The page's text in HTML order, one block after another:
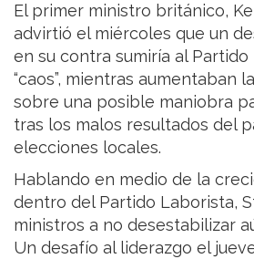
El primer ministro británico,
advirtió el miércoles que un
en su contra sumiría al
“caos”, mientras aumentaban
sobre una posible maniobra
tras los malos resultados del
elecciones locales.
Hablando en medio de la
dentro del Partido Laborista,
ministros a no desestabilizar
Un desafío al liderazgo el